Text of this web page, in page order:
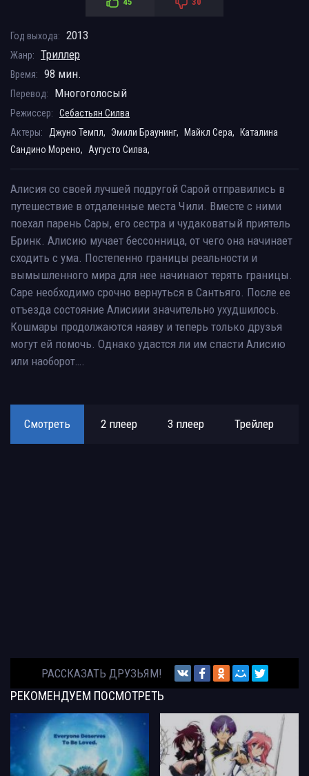
Год выхода: 2013
Жанр: Триллер
Время: 98 мин.
Перевод: Многоголосый
Режиссер:
Себастьян Силва
Актеры:
Джуно Темпл, Эмили Браунинг, Майкл Сера,
Каталина
Сандино Морено,
Аугусто Силва,
Алисия со своей лучшей подругой Сарой отправились в
путешествие в отдаленные места Чили. Вместе с ними
поехал парень Сары, его сестра и чудаковатый приятель
Бринк. Алисию мучает бессонница, от чего она начинает
сходить с ума. Постепенно границы реальности и
вымышленного мира для нее начинают терять границы.
Саре необходимо срочно вернуться в Сантьяго. После ее
отъезда состояние Алисиии значительно ухудшилось.
Кошмары продолжаются наяву и теперь только друзья
могут ей помочь. Однако удастся ли им спасти Алисию
или наоборот….
Смотреть 2 плеер 3 плеер Трейлер
РАССКАЗАТЬ ДРУЗЬЯМ!
РЕКОМЕНДУЕМ ПОСМОТРЕТЬ